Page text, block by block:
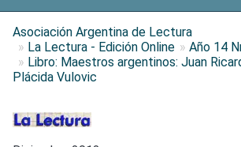
Asociación Argentina de Lectura
» La Lectura - Edición Online » Año 14
» Libro: Maestros argentinos: Juan
Plácida Vulovic